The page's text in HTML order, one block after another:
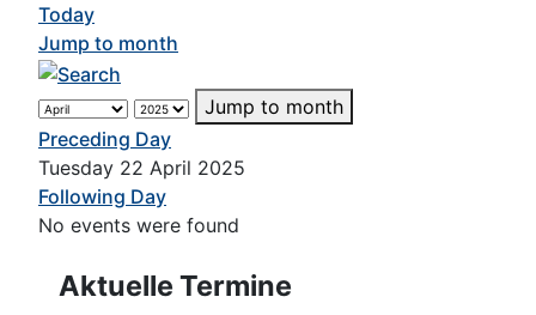
Today
Jump to month
Jump to month
Preceding Day
Tuesday 22 April 2025
Following Day
No events were found
Aktuelle Termine